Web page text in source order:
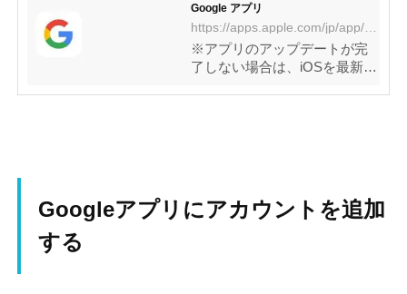
‎Google アプリ
https://apps.apple.com/jp/app/google-アプリ/id284815942
‎※アプリのアップデートが完
了しない場合は、iOSを最新版
したトピックや、訪問したペ
Googleアプリにアカウントを追加
する